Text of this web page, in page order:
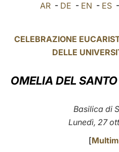
AR - DE - EN - ES -
CELEBRAZIONE
DELLE
OMELIA DEL
Basilica di
Lunedì, 27
[